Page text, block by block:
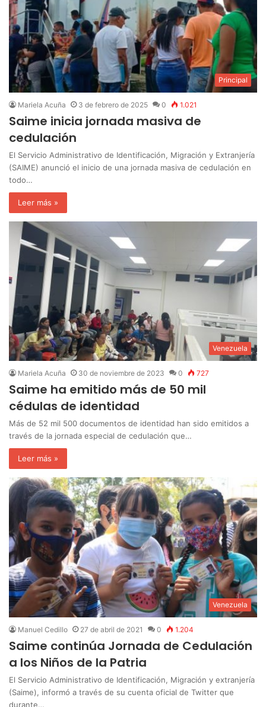
Principal
Mariela Acuña 3 de febrero de 2025 0 1.021
Saime inicia jornada masiva de
cedulación
El Servicio Administrativo de Identificación, Migración y Extranjería
(SAIME) anunció el inicio de una jornada masiva de cedulación en
todo…
Leer más »
Venezuela
Mariela Acuña 30 de noviembre de 2023 0 727
Saime ha emitido más de 50 mil
cédulas de identidad
Más de 52 mil 500 documentos de identidad han sido emitidos a
través de la jornada especial de cedulación que…
Leer más »
Venezuela
Manuel Cedillo 27 de abril de 2021 0 1.204
Saime continúa Jornada de Cedulación
a los Niños de la Patria
El Servicio Administrativo de Identificación, Migración y extranjería
(Saime), informó a través de su cuenta oficial de Twitter que
durante…